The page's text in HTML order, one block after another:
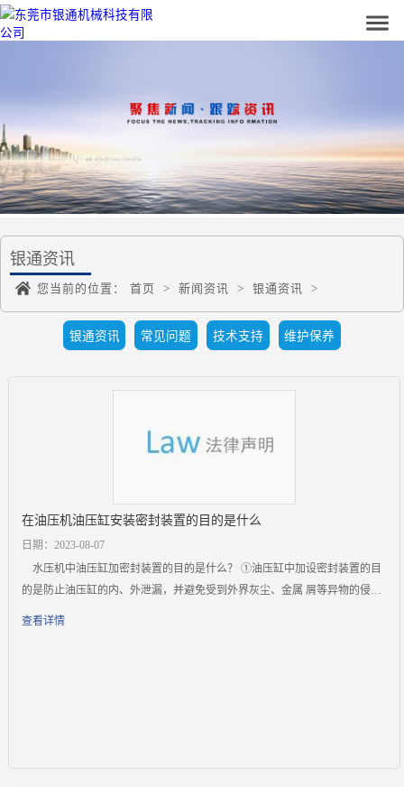
银通资讯
您当前的位置： 首页 > 新闻资讯 > 银通资讯 >
银通资讯 常见问题 技术支持 维护保养
在油压机油压缸安装密封装置的目的是什么
日期：2023-08-07
水压机中油压缸加密封装置的目的是什么？ ①油压缸中加设密封装置的目
的是防止油压缸的内、外泄漏，并避免受到外界灰尘、金属 屑等异物的侵
查看详情